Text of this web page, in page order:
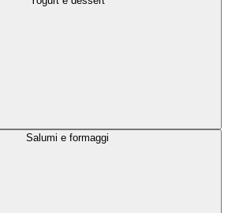
Salumi e formaggi